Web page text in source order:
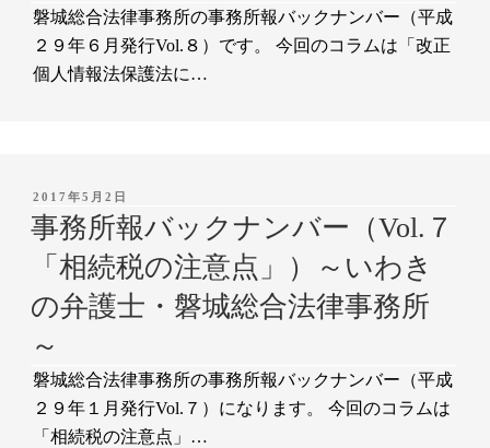
磐城総合法律事務所の事務所報バックナンバー（平成
２９年６月発行Vol.８）です。 今回のコラムは「改正
個人情報法保護法に…
投
稿
日:
2017年5月2日
事務所報バックナンバー（Vol.７
「相続税の注意点」）～いわき
の弁護士・磐城総合法律事務所
～
磐城総合法律事務所の事務所報バックナンバー（平成
２９年１月発行Vol.７）になります。 今回のコラムは
「相続税の注意点」…